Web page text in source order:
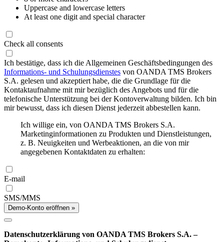
Uppercase and lowercase letters
At least one digit and special character
Check all consents
Ich bestätige, dass ich die Allgemeinen Geschäftsbedingungen des
Informations- und Schulungsdienstes von OANDA TMS Brokers
S.A. gelesen und akzeptiert habe, die die Grundlage für die
Kontaktaufnahme mit mir bezüglich des Angebots und für die
telefonische Unterstützung bei der Kontoverwaltung bilden. Ich bin
mir bewusst, dass ich diesen Dienst jederzeit abbestellen kann.
Ich willige ein, von OANDA TMS Brokers S.A.
Marketinginformationen zu Produkten und Dienstleistungen,
z. B. Neuigkeiten und Werbeaktionen, an die von mir
angegebenen Kontaktdaten zu erhalten:
E-mail
SMS/MMS
Demo-Konto eröffnen »
Datenschutzerklärung von OANDA TMS Brokers S.A. –